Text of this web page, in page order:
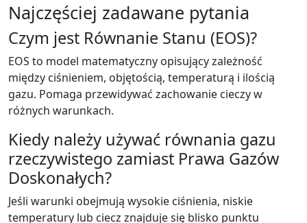
Najczęściej zadawane pytania
Czym jest Równanie Stanu (EOS)?
EOS to model matematyczny opisujący zależność
między ciśnieniem, objętością, temperaturą i ilością
gazu. Pomaga przewidywać zachowanie cieczy w
różnych warunkach.
Kiedy należy używać równania gazu
rzeczywistego zamiast Prawa Gazów
Doskonałych?
Jeśli warunki obejmują wysokie ciśnienia, niskie
temperatury lub ciecz znajduje się blisko punktu